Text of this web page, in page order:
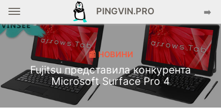
PINGVIN.PRO ➡️
📰 НОВИНИ
Fujitsu представила конкурента
Microsoft Surface Pro 4